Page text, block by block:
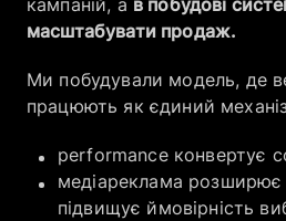
масштабувати продаж.
Ми побудували модель, де
працюють як єдиний
performance конвертує
медіареклама розширює
підвищує ймовірність